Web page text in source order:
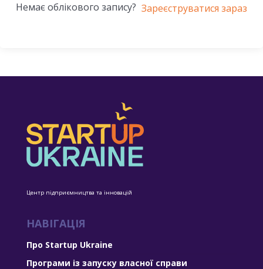
Немає облікового запису? Зареєструватися зараз
Центр підприємництва та інновацій
НАВІГАЦІЯ
Про Startup Ukraine
Програми із запуску власної справи